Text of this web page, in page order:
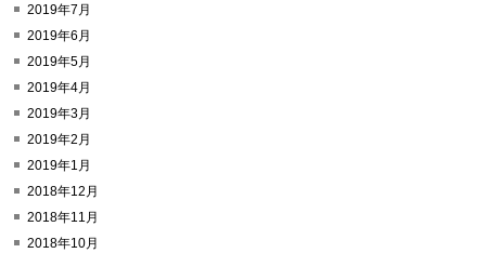
2019年7月
2019年6月
2019年5月
2019年4月
2019年3月
2019年2月
2019年1月
2018年12月
2018年11月
2018年10月